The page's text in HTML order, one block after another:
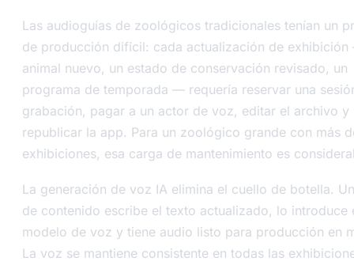
Las audioguías de zoológicos tradicionales tenían un
de producción difícil: cada actualización de
animal nuevo, un estado de conservación revisado, un
programa de temporada — requería reservar una
grabación, pagar a un actor de voz, editar el archivo y
republicar la app. Para un zoológico grande con más
exhibiciones, esa carga de mantenimiento es
La generación de voz IA elimina el cuello de botella.
de contenido escribe el texto actualizado, lo introduce
modelo de voz y tiene audio listo para producción en
La voz se mantiene consistente en todas las